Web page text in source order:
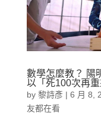
數學怎麼教？ 陽
以「死100次再
by 黎詩彥 | 6 月 8,
友都在看